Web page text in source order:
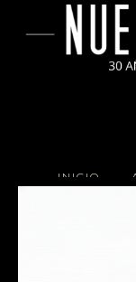
INICIO